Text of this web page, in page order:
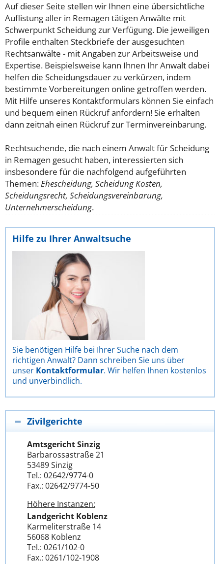
Auf dieser Seite stellen wir Ihnen eine übersichtliche
Auflistung aller in Remagen tätigen Anwälte mit
Schwerpunkt Scheidung zur Verfügung. Die jeweiligen
Profile enthalten Steckbriefe der ausgesuchten
Rechtsanwälte - mit Angaben zur Arbeitsweise und
Expertise. Beispielsweise kann Ihnen Ihr Anwalt dabei
helfen die Scheidungsdauer zu verkürzen, indem
bestimmte Vorbereitungen online getroffen werden.
Mit Hilfe unseres Kontaktformulars können Sie einfach
und bequem einen Rückruf anfordern! Sie erhalten
dann zeitnah einen Rückruf zur Terminvereinbarung.
Rechtsuchende, die nach einem Anwalt für Scheidung
in Remagen gesucht haben, interessierten sich
insbesondere für die nachfolgend aufgeführten
Themen:Ehescheidung, Scheidung Kosten,
Scheidungsrecht, Scheidungsvereinbarung,
Unternehmerscheidung.
Hilfe zu Ihrer Anwaltsuche
Sie benötigen Hilfe bei Ihrer Suche nach dem
richtigen Anwalt? Dann schreiben Sie uns über
unser Kontaktformular. Wir helfen Ihnen kostenlos
und unverbindlich.
Zivilgerichte
Amtsgericht Sinzig
Barbarossastraße 21
53489 Sinzig
Tel.: 02642/9774-0
Fax.: 02642/9774-50
Höhere Instanzen:
Landgericht Koblenz
Karmeliterstraße 14
56068 Koblenz
Tel.: 0261/102-0
Fax.: 0261/102-1908